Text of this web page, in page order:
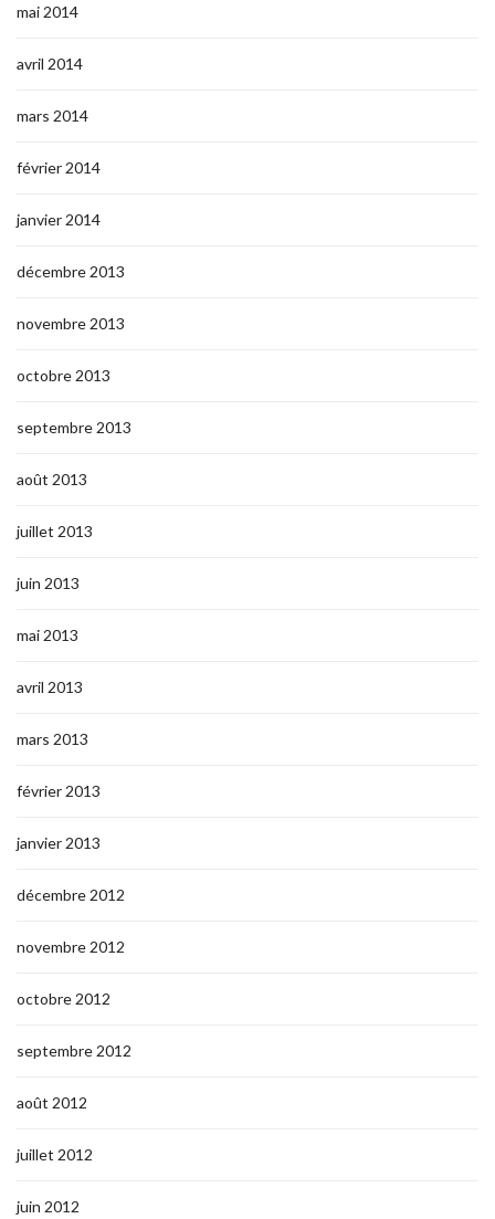
mai 2014
avril 2014
mars 2014
février 2014
janvier 2014
décembre 2013
novembre 2013
octobre 2013
septembre 2013
août 2013
juillet 2013
juin 2013
mai 2013
avril 2013
mars 2013
février 2013
janvier 2013
décembre 2012
novembre 2012
octobre 2012
septembre 2012
août 2012
juillet 2012
juin 2012